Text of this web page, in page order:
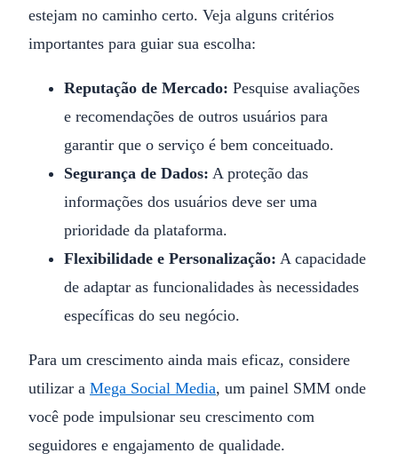
estejam no caminho certo. Veja alguns critérios
importantes para guiar sua escolha:
Reputação de Mercado: Pesquise avaliações
e recomendações de outros usuários para
garantir que o serviço é bem conceituado.
Segurança de Dados: A proteção das
informações dos usuários deve ser uma
prioridade da plataforma.
Flexibilidade e Personalização: A capacidade
de adaptar as funcionalidades às necessidades
específicas do seu negócio.
Para um crescimento ainda mais eficaz, considere
utilizar a Mega Social Media, um painel SMM onde
você pode impulsionar seu crescimento com
seguidores e engajamento de qualidade.